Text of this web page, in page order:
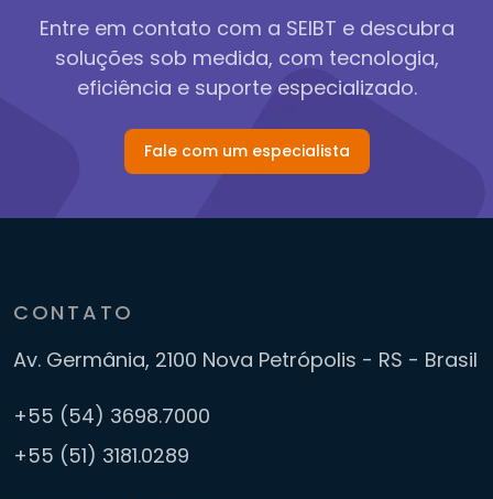
Entre em contato com a SEIBT e descubra
soluções sob medida, com tecnologia,
eficiência e suporte especializado.
Fale com um especialista
CONTATO
Av. Germânia, 2100 Nova Petrópolis - RS - Brasil
+55 (54) 3698.7000
+55 (51) 3181.0289